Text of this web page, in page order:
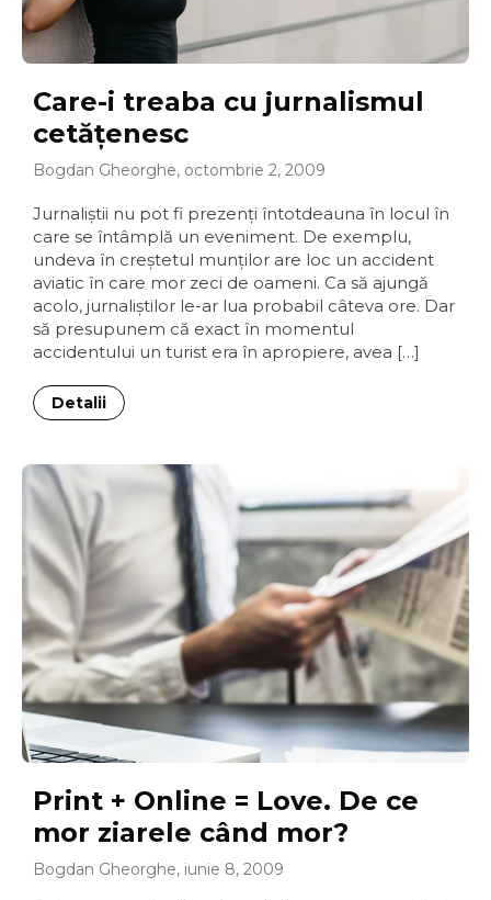
Care-i treaba cu jurnalismul
cetăţenesc
Bogdan Gheorghe, octombrie 2, 2009
Jurnaliştii nu pot fi prezenţi întotdeauna în locul în
care se întâmplă un eveniment. De exemplu,
undeva în creştetul munţilor are loc un accident
aviatic în care mor zeci de oameni. Ca să ajungă
acolo, jurnaliştilor le-ar lua probabil câteva ore. Dar
să presupunem că exact în momentul
accidentului un turist era în apropiere, avea […]
Detalii
Print + Online = Love. De ce
mor ziarele când mor?
Bogdan Gheorghe, iunie 8, 2009